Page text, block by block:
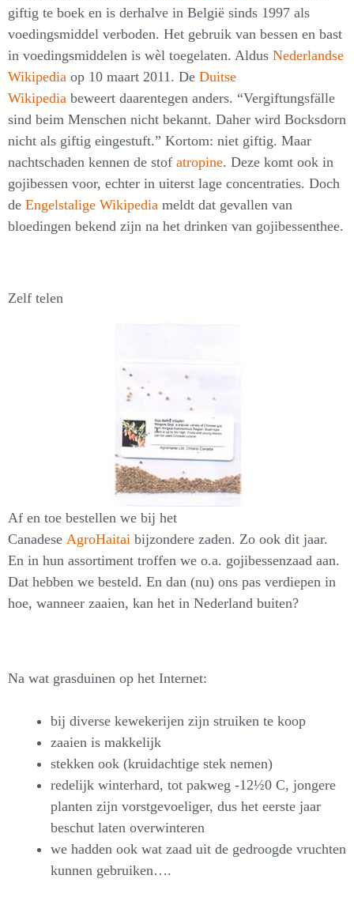
giftig te boek en is derhalve in België sinds 1997 als
voedingsmiddel verboden. Het gebruik van bessen en bast
in voedingsmiddelen is wèl toegelaten. Aldus Nederlandse
Wikipedia op 10 maart 2011. De Duitse
Wikipedia beweert daarentegen anders. “Vergiftungsfälle
sind beim Menschen nicht bekannt. Daher wird Bocksdorn
nicht als giftig eingestuft.” Kortom: niet giftig. Maar
nachtschaden kennen de stof atropine. Deze komt ook in
gojibessen voor, echter in uiterst lage concentraties. Doch
de Engelstalige Wikipedia meldt dat gevallen van
bloedingen bekend zijn na het drinken van gojibessenthee.
Zelf telen
Af en toe bestellen we bij het
Canadese AgroHaitai bijzondere zaden. Zo ook dit jaar.
En in hun assortiment troffen we o.a. gojibessenzaad aan.
Dat hebben we besteld. En dan (nu) ons pas verdiepen in
hoe, wanneer zaaien, kan het in Nederland buiten?
Na wat grasduinen op het Internet:
bij diverse kewekerijen zijn struiken te koop
zaaien is makkelijk
stekken ook (kruidachtige stek nemen)
redelijk winterhard, tot pakweg -12½0 C, jongere
planten zijn vorstgevoeliger, dus het eerste jaar
beschut laten overwinteren
we hadden ook wat zaad uit de gedroogde vruchten
kunnen gebruiken….